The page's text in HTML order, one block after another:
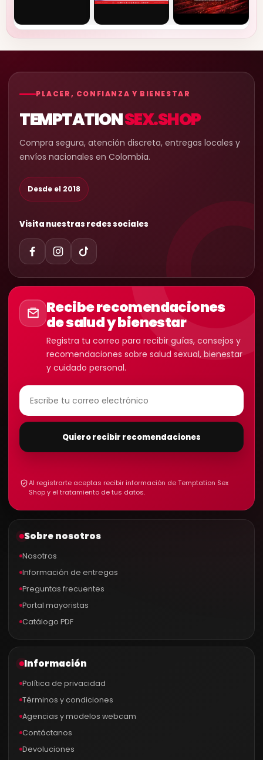
PLACER, CONFIANZA Y BIENESTAR
TEMPTATIONSEX.SHOP
Compra segura, atención discreta, entregas locales y
envíos nacionales en Colombia.
Desde el 2018
Visita nuestras redes sociales
Recibe recomendaciones
de salud y bienestar
Registra tu correo para recibir guías, consejos y
recomendaciones sobre salud sexual, bienestar
y cuidado personal.
Quiero recibir recomendaciones
Al registrarte aceptas recibir información de Temptation Sex
Shop y el tratamiento de tus datos.
Sobre nosotros
Nosotros
Información de entregas
Preguntas frecuentes
Portal mayoristas
Catálogo PDF
Información
Política de privacidad
Términos y condiciones
Agencias y modelos webcam
Contáctanos
Devoluciones